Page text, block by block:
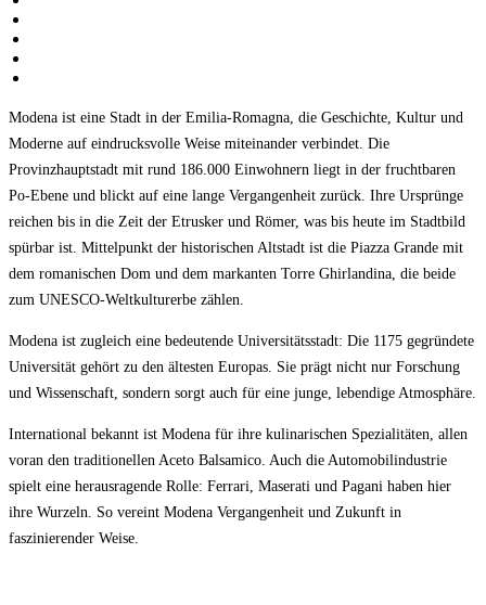
Modena ist eine Stadt in der Emilia-Romagna, die Geschichte, Kultur und
Moderne auf eindrucksvolle Weise miteinander verbindet. Die
Provinzhauptstadt mit rund 186.000 Einwohnern liegt in der fruchtbaren
Po-Ebene und blickt auf eine lange Vergangenheit zurück. Ihre Ursprünge
reichen bis in die Zeit der Etrusker und Römer, was bis heute im Stadtbild
spürbar ist. Mittelpunkt der historischen Altstadt ist die Piazza Grande mit
dem romanischen Dom und dem markanten Torre Ghirlandina, die beide
zum UNESCO-Weltkulturerbe zählen.
Modena ist zugleich eine bedeutende Universitätsstadt: Die 1175 gegründete
Universität gehört zu den ältesten Europas. Sie prägt nicht nur Forschung
und Wissenschaft, sondern sorgt auch für eine junge, lebendige Atmosphäre.
International bekannt ist Modena für ihre kulinarischen Spezialitäten, allen
voran den traditionellen Aceto Balsamico. Auch die Automobilindustrie
spielt eine herausragende Rolle: Ferrari, Maserati und Pagani haben hier
ihre Wurzeln. So vereint Modena Vergangenheit und Zukunft in
faszinierender Weise.